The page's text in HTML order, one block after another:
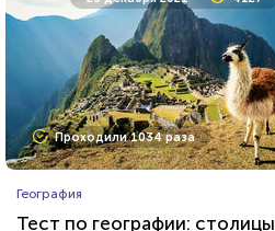
Проходили 1034 раза
География
Тест по географии: столицы